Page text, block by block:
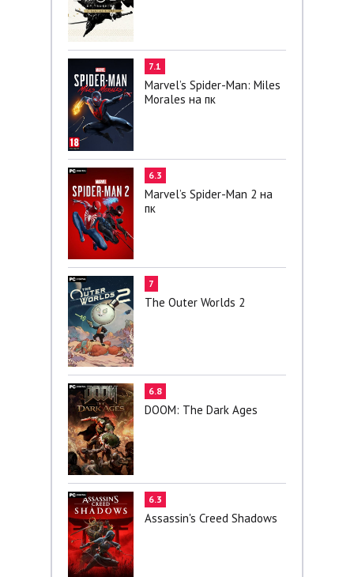
7.1
Marvel’s Spider-Man: Miles
Morales на пк
6.3
Marvel’s Spider-Man 2 на
пк
7
The Outer Worlds 2
6.8
DOOM: The Dark Ages
6.3
Assassin's Creed Shadows